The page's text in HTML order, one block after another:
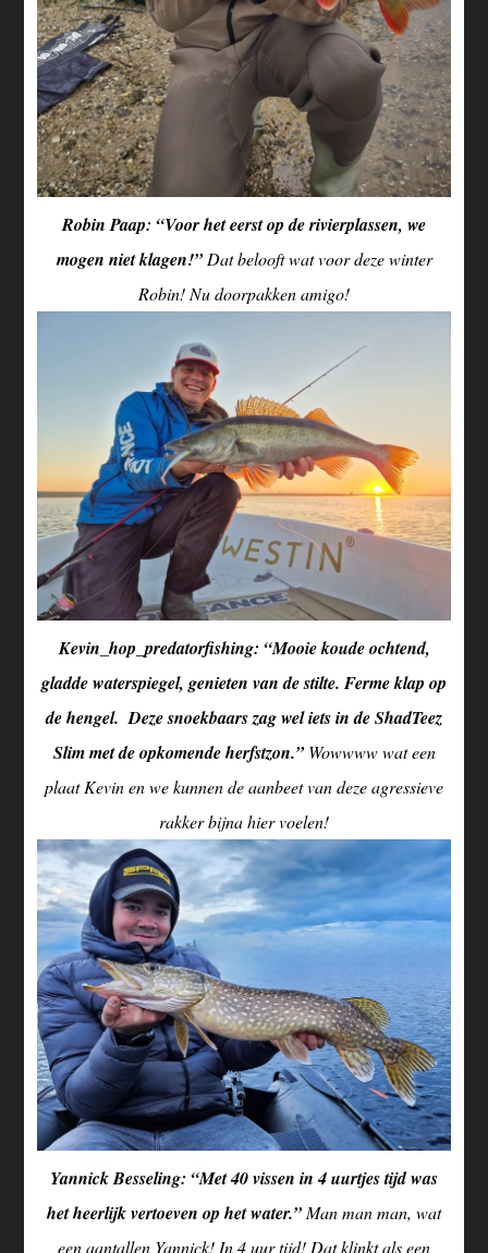
Robin Paap: “Voor het eerst op de rivierplassen, we
mogen niet klagen!”Dat belooft wat voor deze winter
Robin! Nu doorpakken amigo!
Kevin_hop_predatorfishing: “Mooie koude ochtend,
gladde waterspiegel, genieten van de stilte. Ferme klap op
de hengel. Deze snoekbaars zag wel iets in de ShadTeez
Slim met de opkomende herfstzon.”Wowwww wat een
plaat Kevin en we kunnen de aanbeet van deze agressieve
rakker bijna hier voelen!
Yannick Besseling: “Met 40 vissen in 4 uurtjes tijd was
het heerlijk vertoeven op het water.”Man man man, wat
een aantallen Yannick! In 4 uur tijd! Dat klinkt als een